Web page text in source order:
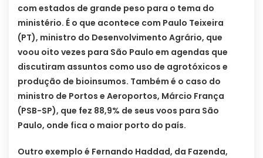
com estados de grande peso para o tema do
ministério. É o que acontece com Paulo Teixeira
(PT), ministro do Desenvolvimento Agrário, que
voou oito vezes para São Paulo em agendas que
discutiram assuntos como uso de agrotóxicos e
produção de bioinsumos. Também é o caso do
ministro de Portos e Aeroportos, Márcio França
(PSB-SP), que fez 88,9% de seus voos para São
Paulo, onde fica o maior porto do país.
Outro exemplo é Fernando Haddad, da Fazenda,